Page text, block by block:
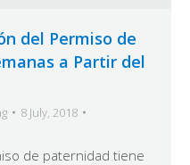
del Permiso de
a Partir del
8 July, 2018
de paternidad tiene